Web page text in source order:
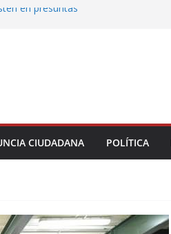
en presuntas
cultura de la prevención
CIUDADANA POLÍTICA